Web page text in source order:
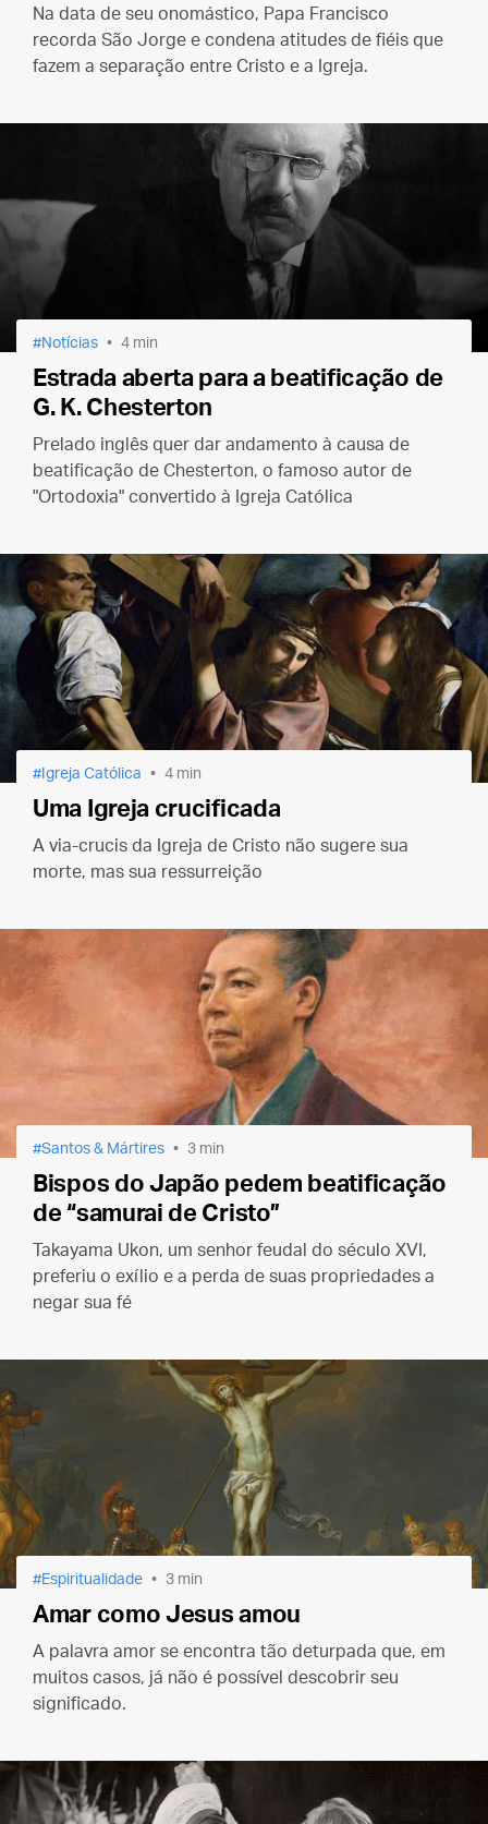
Na data de seu onomástico, Papa Francisco
recorda São Jorge e condena atitudes de fiéis que
fazem a separação entre Cristo e a Igreja.
Notícias 4 min
Estrada aberta para a beatificação de
G. K. Chesterton
Prelado inglês quer dar andamento à causa de
beatificação de Chesterton, o famoso autor de
"Ortodoxia" convertido à Igreja Católica
Igreja Católica 4 min
Uma Igreja crucificada
A via-crucis da Igreja de Cristo não sugere sua
morte, mas sua ressurreição
Santos & Mártires 3 min
Bispos do Japão pedem beatificação
de “samurai de Cristo”
Takayama Ukon, um senhor feudal do século XVI,
preferiu o exílio e a perda de suas propriedades a
negar sua fé
Espiritualidade 3 min
Amar como Jesus amou
A palavra amor se encontra tão deturpada que, em
muitos casos, já não é possível descobrir seu
significado.